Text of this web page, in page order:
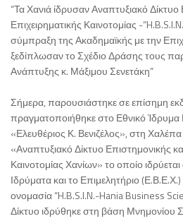
“Τα Χανιά ίδρυσαν Αναπτυξιακό Δίκτυο
Επιχειρηματικής Καινοτομίας -
σύμπραξη της Ακαδημαϊκής με την
ξεδίπλωσαν το Σχέδιο Δράσης τους
Ανάπτυξης κ. Μάξιμου Σενετάκη”
Σήμερα, παρουσιάστηκε σε επίσημη
πραγματοποιήθηκε στο Εθνικό
«Ελευθέριος Κ. Βενιζέλος», στη
«Αναπτυξιακό Δίκτυο Επιστημονικής
Καινοτομίας Χανίων» το οποίο
Ιδρύματα και το Επιμελητήριο
ονομασία “H.B.S.I.N.-Hania Business
Δίκτυο ιδρύθηκε στη βάση Μνημονίου